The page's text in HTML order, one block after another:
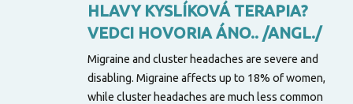
HLAVY KYSLÍKOVÁ TERAPIA?
VEDCI HOVORIA ÁNO.. /ANGL./
Migraine and cluster headaches are severe and
disabling. Migraine affects up to 18% of women,
while cluster headaches are much less common